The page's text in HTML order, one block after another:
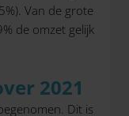
Van de grote
de omzet gelijk
2021
Dit is